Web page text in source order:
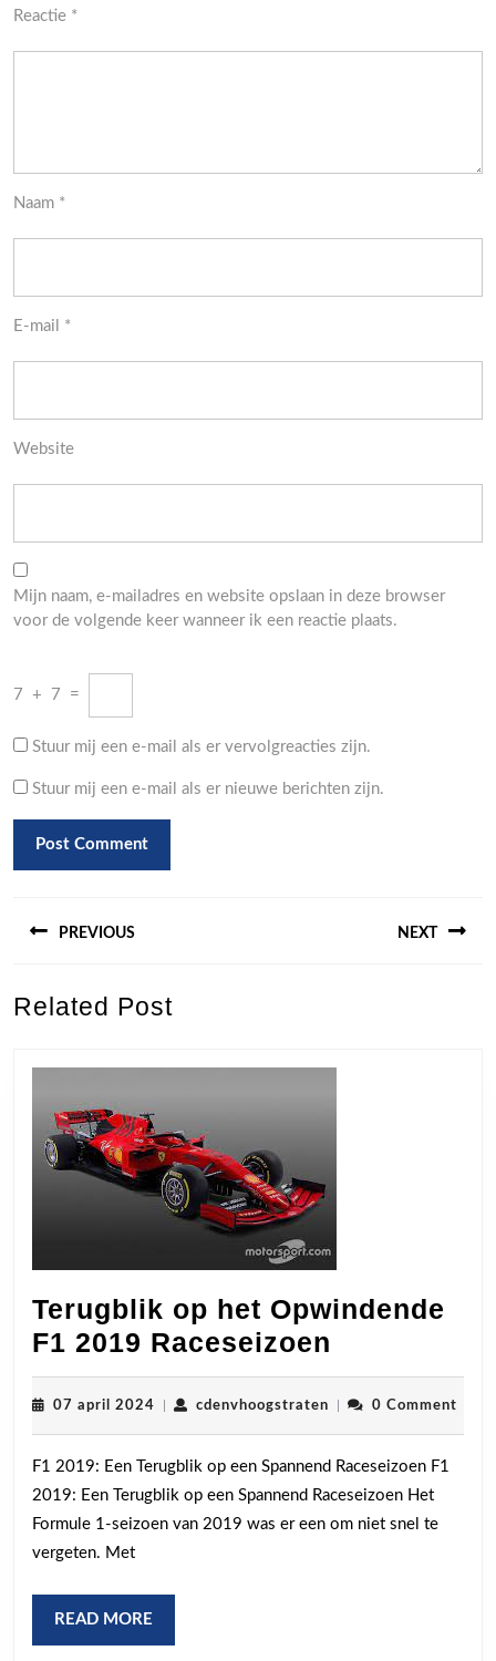
Reactie *
Naam *
E-mail *
Website
Mijn naam, e-mailadres en website opslaan in deze browser
voor de volgende keer wanneer ik een reactie plaats.
7 + 7 =
Stuur mij een e-mail als er vervolgreacties zijn.
Stuur mij een e-mail als er nieuwe berichten zijn.
PREVIOUS
post:
NEXT
Related Post
Terugblik op het Opwindende
F1 2019 Raceseizoen
op
het
F1
2019
07 april 2024 07
cdenvhoogstratencdenvhoogstraten
0 Comment
F1 2019: Een Terugblik op een Spannend Raceseizoen F1
2019: Een Terugblik op een Spannend Raceseizoen Het
Formule 1-seizoen van 2019 was er een om niet snel te
vergeten. Met
READ MORE
MORE